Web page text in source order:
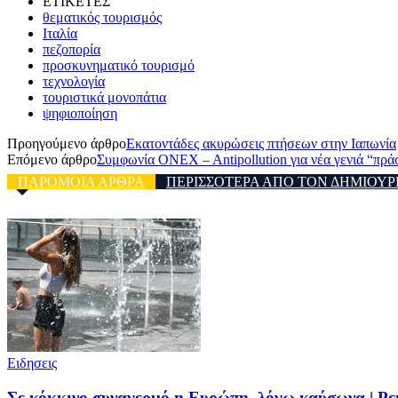
θεματικός τουρισμός
Ιταλία
πεζοπορία
προσκυνηματικό τουρισμό
τεχνολογία
τουριστικά μονοπάτια
ψηφιοποίηση
Προηγούμενο άρθροΕκατοντάδες ακυρώσεις πτήσεων στην Ιαπωνία
Επόμενο άρθροΣυμφωνία ONEX – Antipollution για νέα γενιά
ΠΑΡΟΜΟΙΑ ΑΡΘΡΑ
ΠΕΡΙΣΣΟΤΕΡΑ ΑΠΟ ΤΟΝ
Ειδησεις